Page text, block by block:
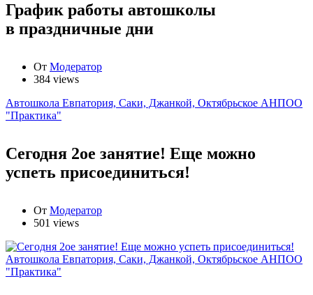
График работы автошколы
в праздничные дни
От Модератор
384 views
Автошкола Евпатория, Саки, Джанкой, Октябрьское АНПОО
"Практика"
Сегодня 2ое занятие! Еще можно
успеть присоединиться!
От Модератор
501 views
Автошкола Евпатория, Саки, Джанкой, Октябрьское АНПОО
"Практика"